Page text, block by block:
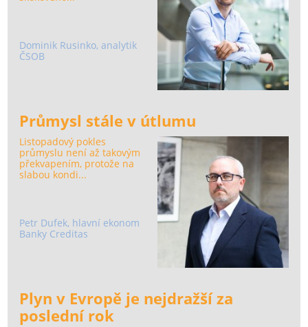
Dominik Rusinko, analytik
ČSOB
Průmysl stále v útlumu
Listopadový pokles
průmyslu není až takovým
překvapením, protože na
slabou kondi...
Petr Dufek, hlavní ekonom
Banky Creditas
Plyn v Evropě je nejdražší za
poslední rok